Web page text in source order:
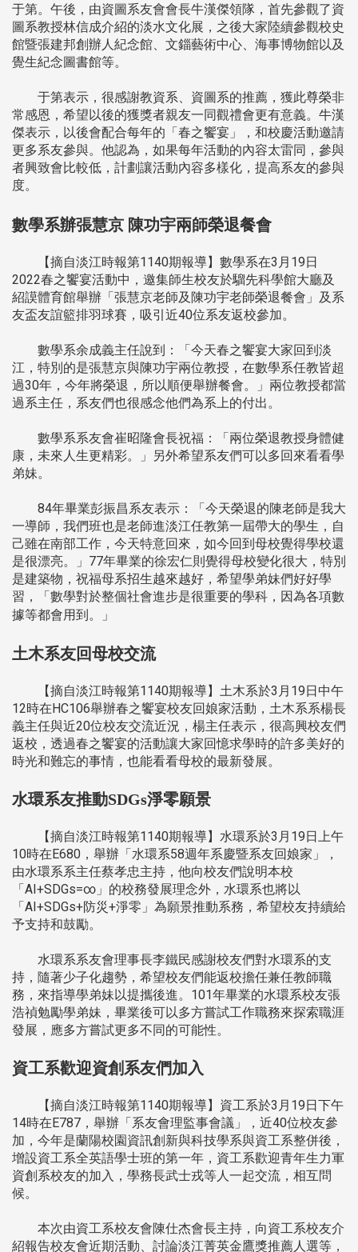
于第。午後，由資圖系友會會長牛漢傑領隊，首先參觀了資
圖系教授林信成介紹的淡水文化展，之後大家陸續參觀校史
館暨張建邦創辦人紀念館、文錙藝術中心、海事博物館以及
覺生紀念圖書館等。
于第表示，很感謝教資系、資圖系的推薦，獲此尊榮非
常感恩，希望以後的獲獎者親友一同觀禮會更有意義。牛漢
傑表示，以後會配合每年的「春之饗宴」，和校慶活動邀請
更多系友參與。他認為，如果每年活動的內容太雷同，參與
者興致會比較低，計劃讓活動內容多樣化，提高系友的參與
度。
數學系辦張慧京 陳功宇兩師榮退餐會
【摘自淡江時報第1140期報導】數學系在3月19日
2022春之饗宴活動中，邀集師生校友於騮先科學館大廳及
紹謨體育館舉辦「張慧京老師及陳功宇老師榮退餐會」及系
友盃友誼籃排羽球賽，吸引近40位系友返校參加。
數學系余成義主任說到：「今天春之饗宴大家回到淡
江，特別的是張慧京與陳功宇兩位教授，在數學系任教皆超
過30年，今年將榮退，所以順便舉辦餐會。」兩位教授都當
過系主任，系友們也很感念他們為系上的付出。
數學系系友會崔昭隆會長祝福：「兩位榮退教授身體健
康，未來人生更精彩。」另外希望系友們可以多回來看看學
弟妹。
84年畢業彭振昌系友表示：「今天榮退的陳老師是我大
一導師，我們班也是老師進淡江任教第一屆帶大的學生，自
己雖在南部工作，今天特意回來，如今回到母校覺得學校還
是很漂亮。」77年畢業的徐宏仁則覺得母校變化很大，特別
是建築物，祝福母系招生越來越好，希望學弟妹們好好學
習，「數學對於整個社會進步是很重要的學科，因為各項數
據等都會用到。」
土木系友回母校交流
【摘自淡江時報第1140期報導】土木系於3月19日中午
12時在HC106舉辦春之饗宴校友回娘家活動，土木系系楊長
義主任與近20位校友交流近況，楊主任表示，很高興校友們
返校，透過春之饗宴的活動讓大家回憶求學時的許多美好的
時光和難忘的事情，也能看看母校的最新發展。
水環系友推動SDGs淨零願景
【摘自淡江時報第1140期報導】水環系於3月19日上午
10時在E680，舉辦「水環系58週年系慶暨系友回娘家」，
由水環系系主任蔡孝忠主持，他向校友們說明本校
「AI+SDGs=∞」的校務發展理念外，水環系也將以
「AI+SDGs+防災+淨零」為願景推動系務，希望校友持續給
予支持和鼓勵。
水環系系友會理事長李鐵民感謝校友們對水環系的支
持，隨著少子化趨勢，希望校友們能返校擔任兼任教師職
務，來指導學弟妹以提攜後進。101年畢業的水環系校友張
浩禎勉勵學弟妹，畢業後可以多方嘗試工作職務來探索職涯
發展，應多方嘗試更多不同的可能性。
資工系歡迎資創系友們加入
【摘自淡江時報第1140期報導】資工系於3月19日下午
14時在E787，舉辦「系友會理監事會議」，近40位校友參
加，今年是蘭陽校園資訊創新與科技學系與資工系整併後，
增設資工系全英語學士班的第一年，資工系歡迎青年生力軍
資創系校友的加入，學務長武士戎等人一起交流，相互問
候。
本次由資工系校友會陳仕杰會長主持，向資工系校友介
紹報告校友會近期活動、討論淡江菁英金鷹獎推薦人選等，